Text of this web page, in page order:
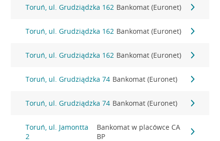
Toruń, ul. Grudziądzka 162 Bankomat (Euronet)
Toruń, ul. Grudziądzka 162 Bankomat (Euronet)
Toruń, ul. Grudziądzka 162 Bankomat (Euronet)
Toruń, ul. Grudziądzka 74 Bankomat (Euronet)
Toruń, ul. Grudziądzka 74 Bankomat (Euronet)
Toruń, ul. Jamontta
2
Bankomat w placówce CA
BP